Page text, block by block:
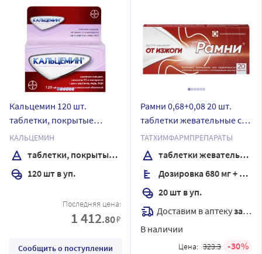
Кальцемин 120 шт.
таблетки, покрытые
пленочной оболочкой
КАЛЬЦЕМИН
таблетки, покрытые пленочной оболочкой
120 шт в уп.
Последняя цена:
1 412.80₽
Сообщить о поступлении
Рамни 0,68+0,08 20 шт.
таблетки жевательные с
охлаждающим вкусом
ТАТХИМФАРМПРЕПАРАТЫ
таблетки жевательные
Дозировка 680 мг + 80 мг
20 шт в уп.
Доставим в аптекузавтра
В наличии
Цена: 323.3 30